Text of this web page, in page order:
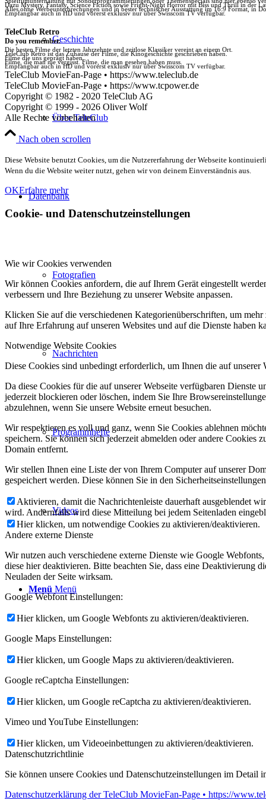
Geschichte
Über TeleClub
Datenbank
Fotografien
Nachrichten
Programmhefte
Videos
Menü Menü
Dazu Mystery, Fantasy, Science Fiction sowie Fright-Night Horror mit Biss und Thrill in der
Alles ohne Werbeunterbrechungen und in bester technischer Ausstattung im 16:9 Format, in
Empfangbar auch in HD und vorerst exklusiv nur über Swisscom TV verfügbar.
TeleClub Retro
Do you remember.
Die besten Filme der letzten Jahrzehnte und zeitlose Klassiker vereint an einem Ort.
TeleClub Retro ist das Zuhause der Filme, die Kinogeschichte geschrieben haben.
Filme die uns geprägt haben.
Filme, die man nie vergisst. Filme, die man gesehen haben muss.
Empfangbar auch in HD und vorerst exklusiv nur über Swisscom TV verfügbar.
TeleClub MovieFan-Page • https://www.teleclub.de
TeleClub MovieFan-Page • https://www.tcpower.de
Copyright © 1982 - 2020 TeleClub AG
Copyright © 1999 - 2026 Oliver Wolf
Alle Rechte vorbehalten
Nach oben scrollen
Diese Website benutzt Cookies, um die Nutzererfahrung der Webseite
Wenn du die Website weiter nutzt, gehen wir von deinem Einverständnis aus.
OKErfahre mehr
Cookie- und Datenschutzeinstellungen
Wie wir Cookies verwenden
Wir können Cookies anfordern, die auf Ihrem Gerät eingestellt
verbessern und Ihre Beziehung zu unserer Website anpassen.
Klicken Sie auf die verschiedenen Kategorienüberschriften, um
auf Ihre Erfahrung auf unseren Websites und auf die Dienste haben
Notwendige Website Cookies
Diese Cookies sind unbedingt erforderlich, um Ihnen die auf
Da diese Cookies für die auf unserer Webseite verfügbaren
jederzeit blockieren oder löschen, indem Sie Ihre
abzulehnen, wenn Sie unsere Website erneut besuchen.
Wir respektieren es voll und ganz, wenn Sie Cookies ablehnen
speichern. Sie können sich jederzeit abmelden oder andere Cookies
Domain entfernt.
Wir stellen Ihnen eine Liste der von Ihrem Computer auf unserer
gespeichert werden. Diese können Sie in den
Aktivieren, damit die Nachrichtenleiste dauerhaft ausgeblendet
wird. Andernfalls wird diese Mitteilung bei jedem Seitenladen
Hier klicken, um notwendige Cookies zu aktivieren/deaktivieren.
Andere externe Dienste
Wir nutzen auch verschiedene externe Dienste wie Google
diese hier deaktivieren. Bitte beachten Sie, dass eine Deaktivierung
Neuladen der Seite wirksam.
Google Webfont Einstellungen:
Hier klicken, um Google Webfonts zu aktivieren/deaktivieren.
Google Maps Einstellungen:
Hier klicken, um Google Maps zu aktivieren/deaktivieren.
Google reCaptcha Einstellungen:
Hier klicken, um Google reCaptcha zu aktivieren/deaktivieren.
Vimeo und YouTube Einstellungen:
Hier klicken, um Videoeinbettungen zu aktivieren/deaktivieren.
Datenschutzrichtlinie
Sie können unsere Cookies und Datenschutzeinstellungen im Detail
Datenschutzerklärung der TeleClub MovieFan-Page • https://